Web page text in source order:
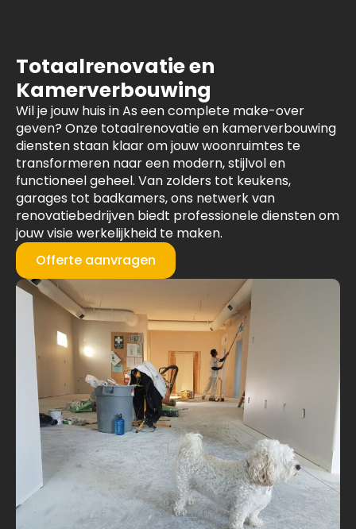
Totaalrenovatie en
Kamerverbouwing
Wil je jouw huis in As een complete make-over
geven? Onze totaalrenovatie en kamerverbouwing
diensten staan klaar om jouw woonruimtes te
transformeren naar een modern, stijlvol en
functioneel geheel. Van zolders tot keukens,
garages tot badkamers, ons netwerk van
renovatiebedrijven biedt professionele diensten om
jouw visie werkelijkheid te maken.
Offerte aanvragen